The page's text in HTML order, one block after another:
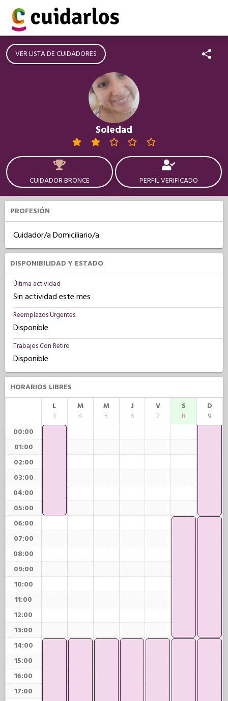
VER LISTA DE CUIDADORES
Soledad
CUIDADOR BRONCE PERFIL VERIFICADO
PROFESIÓN
Cuidador/a Domiciliario/a
DISPONIBILIDAD Y ESTADO
Última actividad
Sin actividad este mes
Reemplazos Urgentes
Disponible
Trabajos Con Retiro
Disponible
HORARIOS LIBRES
L
3
M
4
M
5
J
6
V
7
S
8
D
9
00:00
01:00
02:00
03:00
04:00
05:00
06:00
07:00
08:00
09:00
10:00
11:00
12:00
13:00
14:00
15:00
16:00
17:00